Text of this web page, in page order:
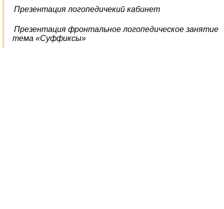
Презентация логопедичекий кабинет
Презентация фронтальное логопедическое занятие
тема «Суффиксы»